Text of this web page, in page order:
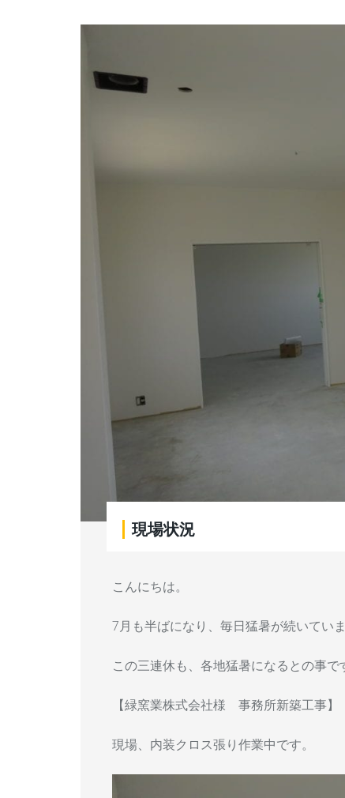
現場状況
こんにちは。
7月も半ばになり、毎日猛暑が続いてい
この三連休も、各地猛暑になるとの事で
【緑窯業株式会社様 事務所新築工事】
現場、内装クロス張り作業中です。